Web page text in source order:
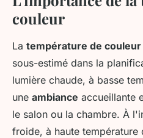
couleur
La température de couleur
sous-estimé dans la
lumière chaude, à basse
une ambiance accueillante
le salon ou la chambre. À
froide, à haute température